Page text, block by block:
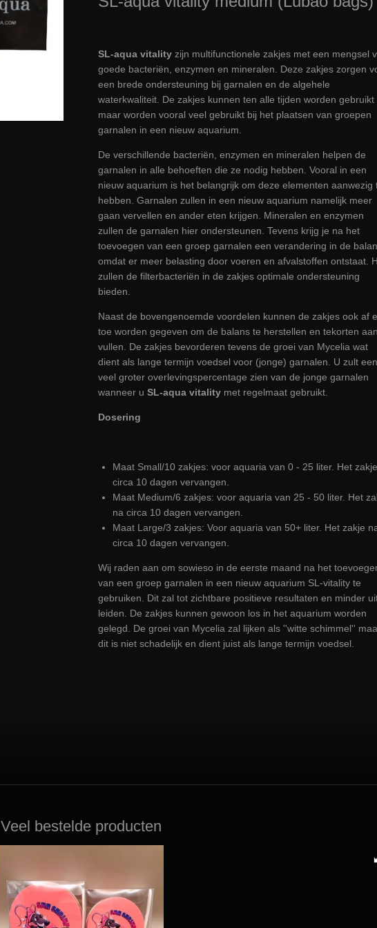
SL-aqua vitality zijn multifunctionele zakjes met een mengsel
goede bacteriën, enzymen en mineralen. Deze zakjes zorgen
een brede ondersteuning bij garnalen en de algehele
waterkwaliteit. De zakjes kunnen ten alle tijden worden gebruikt
maar worden vooral veel gebruikt bij het plaatsen van groepen
garnalen in een nieuw aquarium.
De verschillende bacteriën, enzymen en mineralen helpen de
garnalen in alle behoeften die ze nodig hebben. Vooral in een
nieuw aquarium is het belangrijk om deze elementen aanwezig
hebben. Garnalen zullen in een nieuw aquarium namelijk meer
gaan vervellen en ander eten krijgen. Mineralen en enzymen
zullen de garnalen hier ondersteunen. Tevens krijg je na het
toevoegen van een groep garnalen een verandering in de
omdat er meer belasting door voeren en afvalstoffen ontstaat.
zullen de filterbacteriën in de zakjes optimale ondersteuning
bieden.
Naast de bovengenoemde voordelen kunnen de zakjes ook af
toe worden gegeven om de balans te herstellen en tekorten
vullen. De zakjes bevorderen tevens de groei van Mycelia wat
dient als lange termijn voedsel voor (jonge) garnalen. U zult een
veel groter overlevingspercentage zien van de jonge garnalen
wanneer u SL-aqua vitality met regelmaat gebruikt.
Dosering
Maat Small/10 zakjes: voor aquaria van 0 - 25 liter. Het
circa 10 dagen vervangen.
Maat Medium/6 zakjes: voor aquaria van 25 - 50 liter. Het
na circa 10 dagen vervangen.
Maat Large/3 zakjes: Voor aquaria van 50+ liter. Het zakje
circa 10 dagen vervangen.
Wij raden aan om sowieso in de eerste maand na het
van een groep garnalen in een nieuw aquarium SL-vitality te
gebruiken. Dit zal tot zichtbare positieve resultaten en minder
leiden. De zakjes kunnen gewoon los in het aquarium worden
gelegd. De groei van Mycelia zal lijken als ''witte schimmel''
dit is niet schadelijk en dient juist als lange termijn voedsel.
Veel bestelde producten